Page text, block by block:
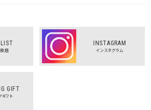
店
INSTAGRAM
インスタグラム
GIFT
ギフト